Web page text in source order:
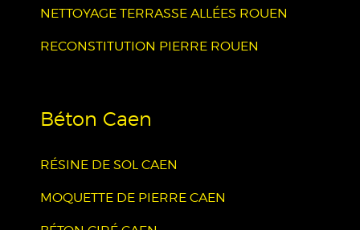
NETTOYAGE TERRASSE ALLÉES ROUEN
RECONSTITUTION PIERRE ROUEN
Béton Caen
RÉSINE DE SOL CAEN
MOQUETTE DE PIERRE CAEN